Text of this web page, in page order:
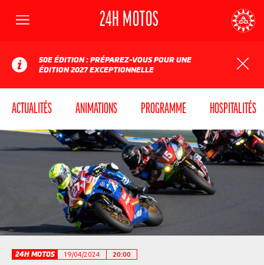
50E ÉDITION : PRÉPAREZ-VOUS POUR UNE
ÉDITION 2027 EXCEPTIONNELLE
ACTUALITÉS ANIMATIONS PROGRAMME HOSPITALITÉS
Menu 24H MOTOS
AUTOMOBILE CLUB DE L'OUEST 24
24H MOTOS 19/04/2024 20:00